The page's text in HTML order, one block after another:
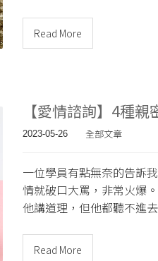
Read More
【愛情諮詢】4種
2023-05-26 全部文章
一位學員有點無奈的告訴
情就破口大罵，非常火爆
他講道理，但他都聽不進
Read More